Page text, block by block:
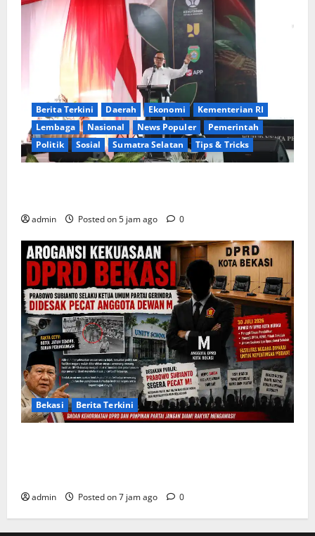
Berita Terkini Daerah Ekonomi
Kementerian RI
Lembaga
Nasional News Populer
Pemerintah
Politik
Sosial Sumatra Selatan Tips & Tricks
admin Posted on 5 jam ago 0
Bekasi Berita Terkini
admin Posted on 7 jam ago 0